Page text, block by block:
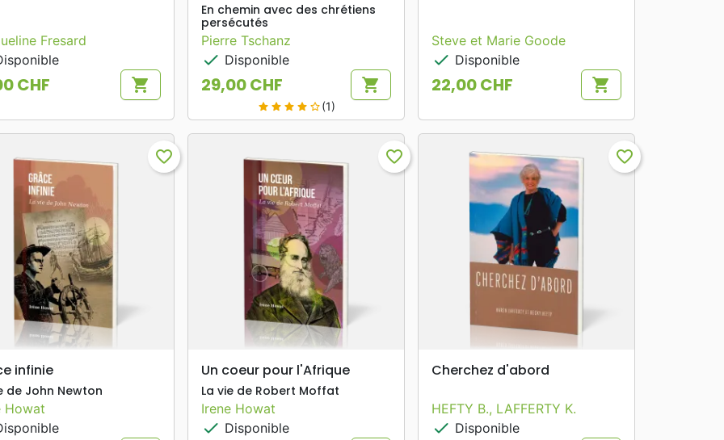
Fresard
CHF shopping_cart
En chemin avec des chrétiens
persécutés
Pierre Tschanz
check Disponible
Prix
29,00 CHF shopping_cart
star star star star star_border(1)
Steve et Marie Goode
check Disponible
Prix
22,00 CHF shopping_cart
search APERÇU RAPIDE
favorite_border
infinie
de John Newton
Howat
search APERÇU RAPIDE
favorite_border
Un coeur pour l'Afrique
La vie de Robert Moffat
Irene Howat
check Disponible
search APERÇU RAPIDE
favorite_border
Cherchez d'abord
HEFTY B., LAFFERTY K.
check Disponible